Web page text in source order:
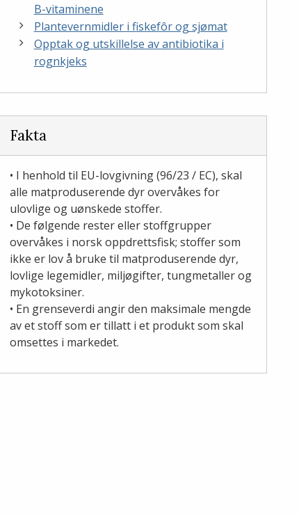
B-vitaminene
Plantevernmidler i fiskefôr og sjømat
Opptak og utskillelse av antibiotika i
rognkjeks
Fakta
• I henhold til EU-lovgivning (96/23 / EC), skal
alle matproduserende dyr overvåkes for
ulovlige og uønskede stoffer.
• De følgende rester eller stoffgrupper
overvåkes i norsk oppdrettsfisk; stoffer som
ikke er lov å bruke til matproduserende dyr,
lovlige legemidler, miljøgifter, tungmetaller og
mykotoksiner.
• En grenseverdi angir den maksimale mengde
av et stoff som er tillatt i et produkt som skal
omsettes i markedet.